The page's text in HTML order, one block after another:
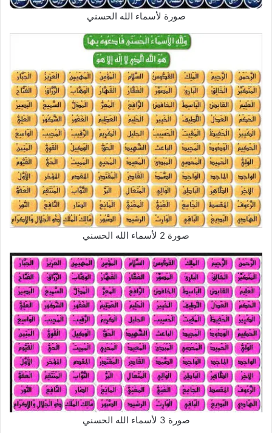
صورة لأسماء الله الحسني
صورة 2 لأسماء الله الحسني
صورة 3 لأسماء الله الحسني